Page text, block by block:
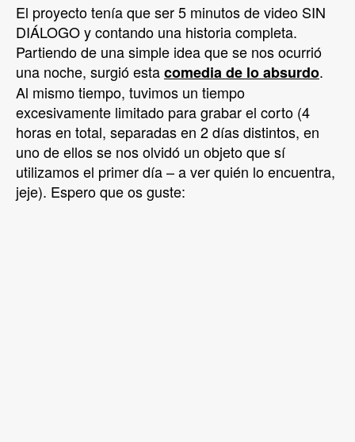
El proyecto tenía que ser 5 minutos de video SIN
DIÁLOGO y contando una historia completa.
Partiendo de una simple idea que se nos ocurrió
una noche, surgió estacomedia de lo absurdo.
Al mismo tiempo, tuvimos un tiempo
excesivamente limitado para grabar el corto (4
horas en total, separadas en 2 días distintos, en
uno de ellos se nos olvidó un objeto que sí
utilizamos el primer día – a ver quién lo encuentra,
jeje). Espero que os guste: